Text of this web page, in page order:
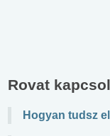
Rovat
Hogyan tudsz